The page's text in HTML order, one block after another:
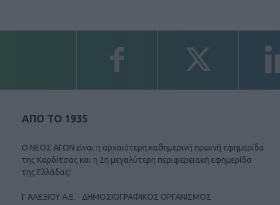
ΑΠΟ ΤΟ 1935
Ο ΝΕΟΣ ΑΓΩΝ είναι η αρχαιότερη καθημερινή πρωινή εφημερίδα
της Καρδίτσας και η 2η μεγαλύτερη περιφερειακή εφημερίδα
της Ελλάδας!
Γ ΑΛΕΞΙΟΥ Α.Ε. - ΔΗΜΟΣΙΟΓΡΑΦΙΚΟΣ ΟΡΓΑΝΙΣΜΟΣ